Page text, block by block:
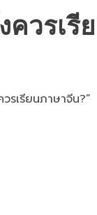
ควรเ
รเรียนภาษาจีน?”